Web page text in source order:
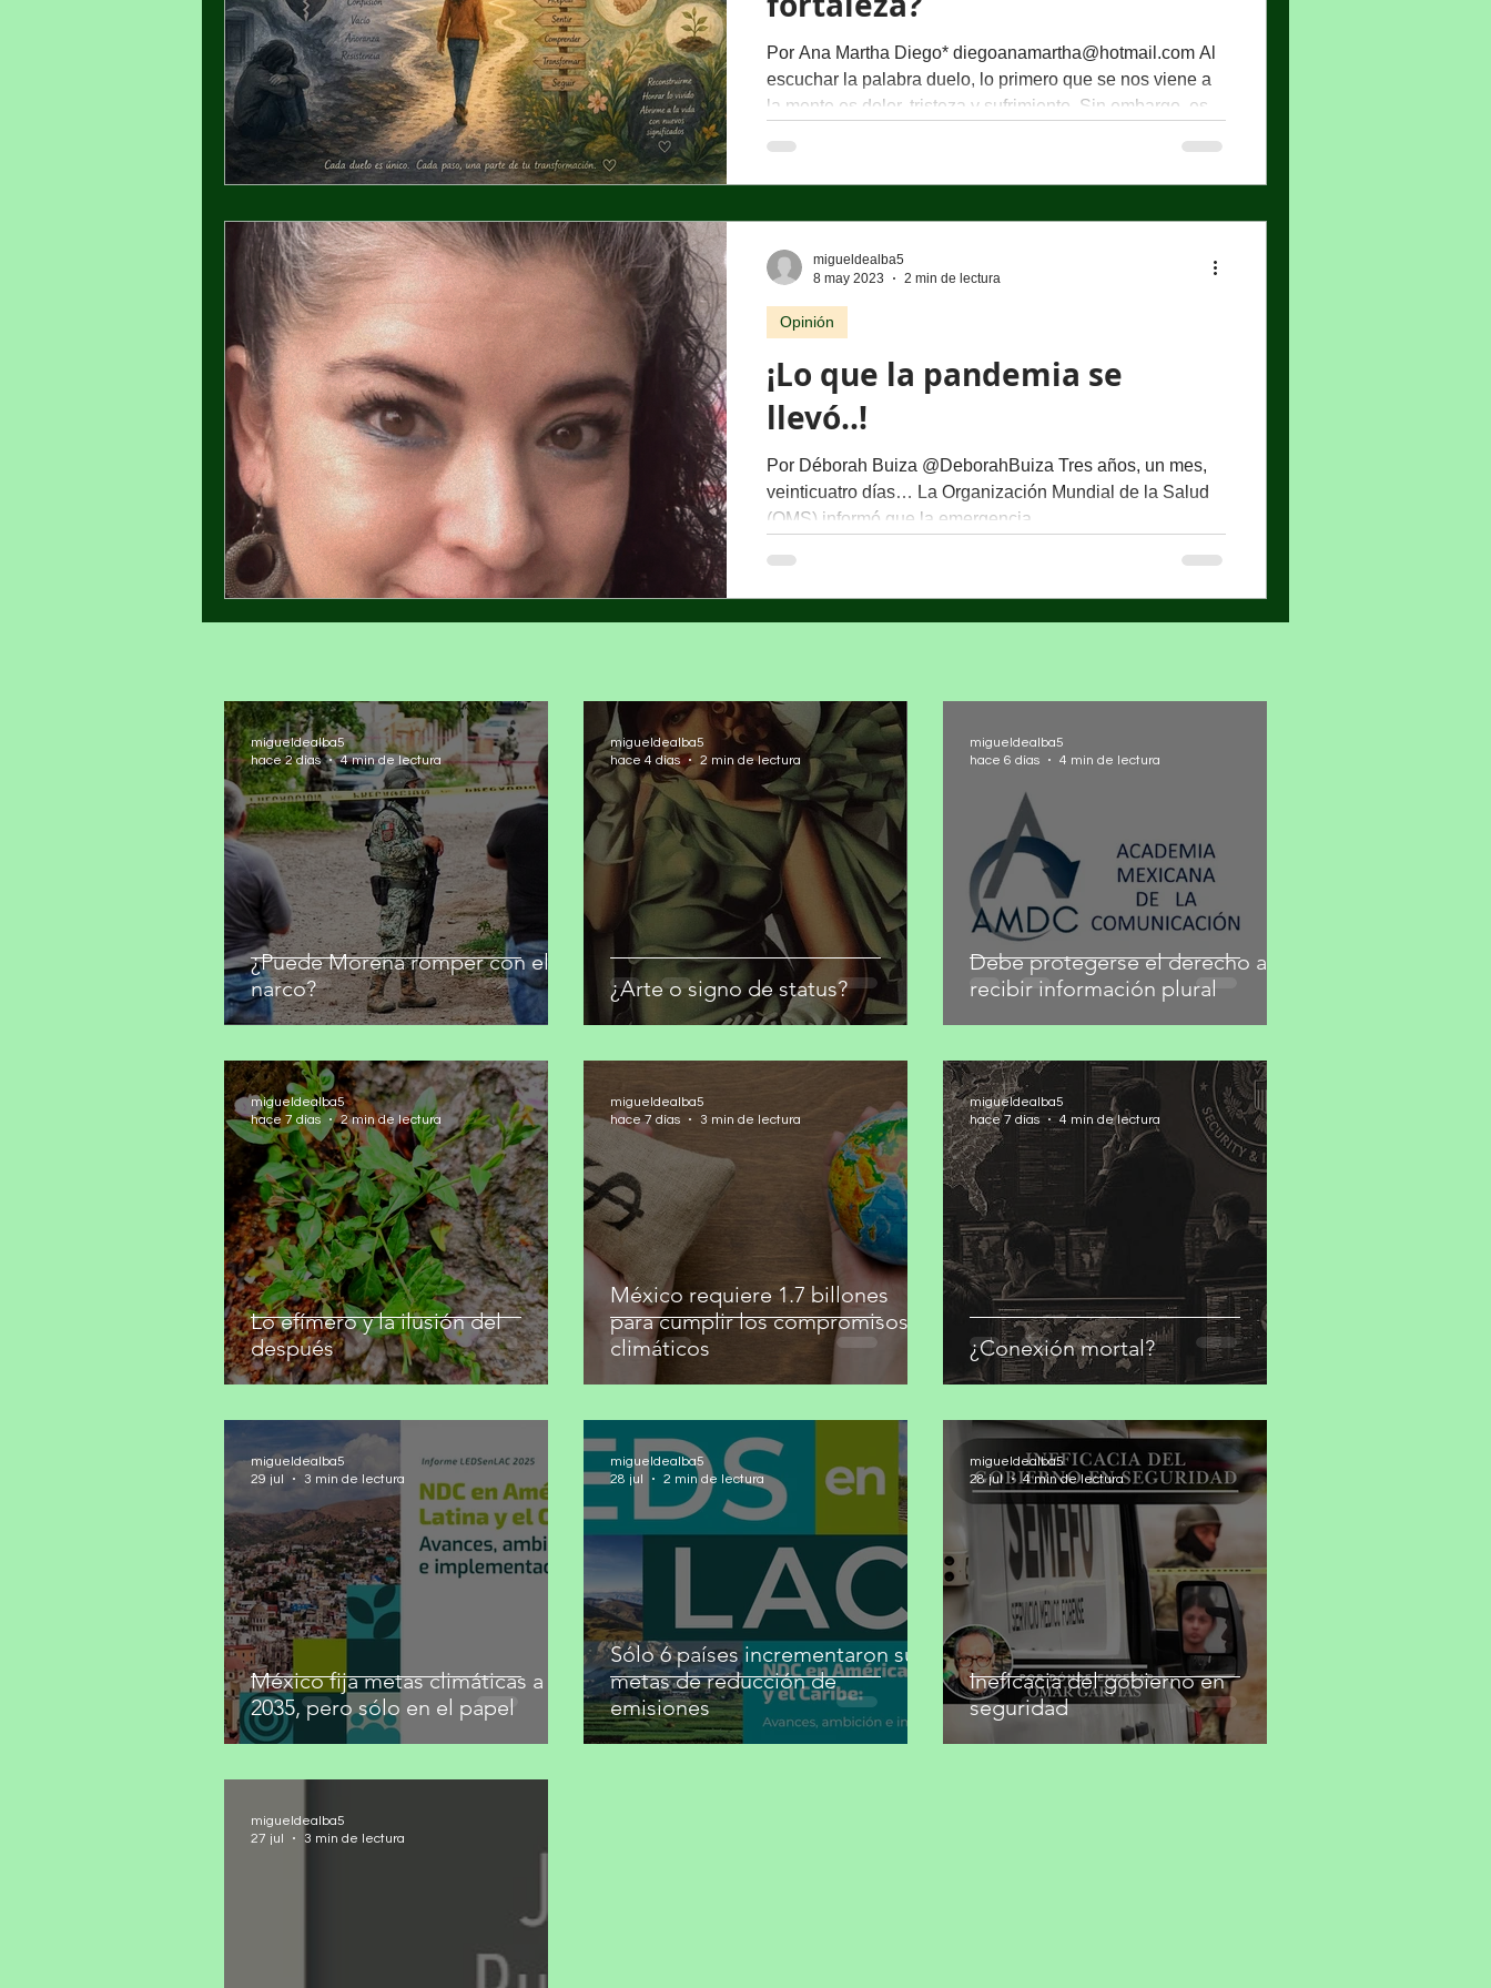
Por Ana Martha Diego* diegoanamartha@hotmail.com Al
escuchar la palabra duelo, lo primero que se nos viene a
la mente es dolor, tristeza y sufrimiento. Sin embargo, es
Paradójicamente, sólo nos preguntamos qué es el duelo
el proceso de adaptación que experimenta cad
¡Lo que la pandemia se
llevó..!
Por Déborah Buiza @DeborahBuiza Tres años, un mes,
veinticuatro días… La Organización Mundial de la Salud
(OMS) informó que la emergencia...
Opinión
migueldealba5
8 may 2023
2 min de lectura
¿Puede Morena romper con el
narco?
migueldealba5
hace 2 días
4 min de lectura
¿Arte o signo de status?
migueldealba5
hace 4 días
2 min de lectura
Debe protegerse el derecho a
recibir información plural
migueldealba5
hace 6 días
4 min de lectura
Lo efímero y la ilusión del
después
migueldealba5
hace 7 días
2 min de lectura
México requiere 1.7 billones
para cumplir los compromisos
climáticos
migueldealba5
hace 7 días
3 min de lectura
¿Conexión mortal?
migueldealba5
hace 7 días
4 min de lectura
México fija metas climáticas a
2035, pero sólo en el papel
migueldealba5
29 jul
3 min de lectura
Sólo 6 países incrementaron sus
metas de reducción de
emisiones
migueldealba5
28 jul
2 min de lectura
Ineficacia del gobierno en
seguridad
migueldealba5
28 jul
4 min de lectura
migueldealba5
27 jul
3 min de lectura